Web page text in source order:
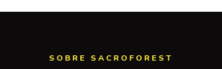
SOBRE SACROFOREST